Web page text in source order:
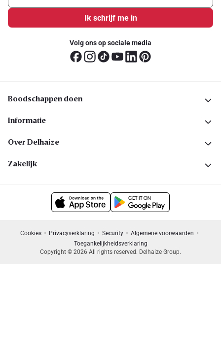
Ik schrijf me in
Volg ons op sociale media
Boodschappen doen
Informatie
Over Delhaize
Zakelijk
Cookies Privacyverklaring Security
Algemene voorwaarden
Toegankelijkheidsverklaring
Copyright © 2026 All rights reserved. Delhaize Group.